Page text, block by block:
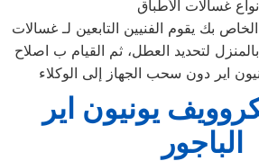
بك يقوم الفنيين التابعين لـ غسالات
لتحديد العطل، ثم القيام ب اصلاح
يونيون اير
الباجور